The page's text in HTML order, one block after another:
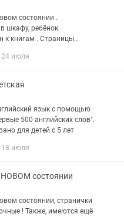
состоянии .
шкафу, ребёнок
. Страницы
. Всего 6
24 июля
язык с помощью
500 английских слов".
для детей с 5 лет
18 июля
состоянии
состоянии, странички
имеются ещё